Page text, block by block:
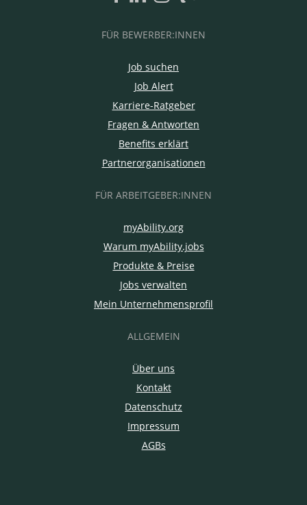
FÜR BEWERBER:INNEN
Job suchen
Job Alert
Karriere-Ratgeber
Fragen & Antworten
Benefits erklärt
Partnerorganisationen
FÜR ARBEITGEBER:INNEN
myAbility.org
Warum myAbility.jobs
Produkte & Preise
Jobs verwalten
Mein Unternehmensprofil
ALLGEMEIN
Über uns
Kontakt
Datenschutz
Impressum
AGBs